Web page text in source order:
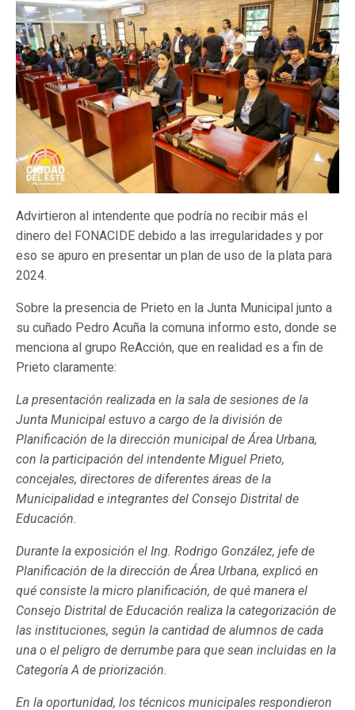
Advirtieron al intendente que podría no recibir más el
dinero del FONACIDE debido a las irregularidades y por
eso se apuro en presentar un plan de uso de la plata para
2024.
Sobre la presencia de Prieto en la Junta Municipal junto a
su cuñado Pedro Acuña la comuna informo esto, donde se
menciona al grupo ReAcción, que en realidad es a fin de
Prieto claramente:
La presentación realizada en la sala de sesiones de la
Junta Municipal estuvo a cargo de la división de
Planificación de la dirección municipal de Área Urbana,
con la participación del intendente Miguel Prieto,
concejales, directores de diferentes áreas de la
Municipalidad e integrantes del Consejo Distrital de
Educación.
Durante la exposición el Ing. Rodrigo González, jefe de
Planificación de la dirección de Área Urbana, explicó en
qué consiste la micro planificación, de qué manera el
Consejo Distrital de Educación realiza la categorización de
las instituciones, según la cantidad de alumnos de cada
una o el peligro de derrumbe para que sean incluidas en la
Categoría A de priorización.
En la oportunidad, los técnicos municipales respondieron